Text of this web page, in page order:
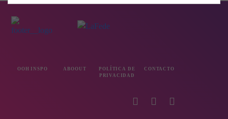
OOH INSPO ABOOUT
POLÍTICA DE
PRIVACIDAD
CONTACTO